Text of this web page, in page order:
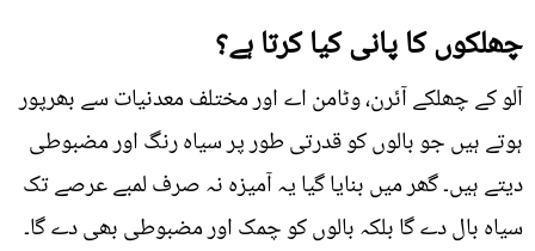
چھلکوں کا پانی کیا کرتا ہے؟
آلو کے چھلکے آئرن، وٹامن اے اور مختلف معدنیات سے بھرپور
ہوتے ہیں جو بالوں کو قدرتی طور پر سیاہ رنگ اور مضبوطی
دیتے ہیں۔ گھر میں بنایا گیا یہ آمیزہ نہ صرف لمبے عرصے تک
سیاہ بال دے گا بلکہ بالوں کو چمک اور مضبوطی بھی دے گا۔